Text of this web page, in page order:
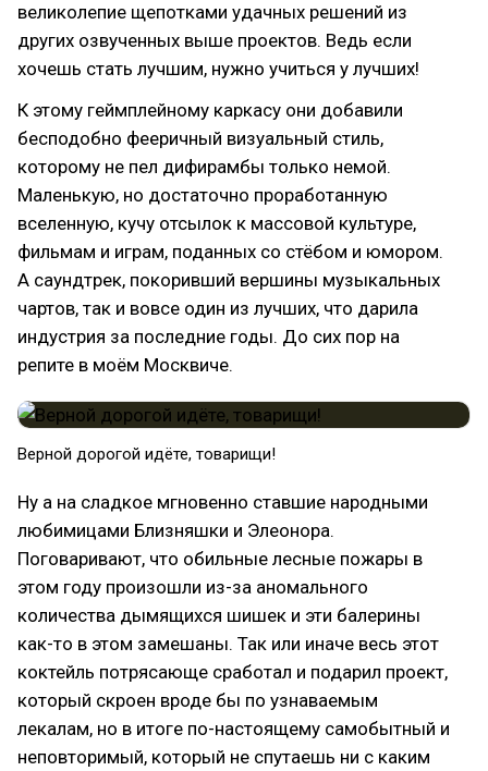
великолепие щепотками удачных решений из
других озвученных выше проектов. Ведь если
хочешь стать лучшим, нужно учиться у лучших!
К этому геймплейному каркасу они добавили
бесподобно фееричный визуальный стиль,
которому не пел дифирамбы только немой.
Маленькую, но достаточно проработанную
вселенную, кучу отсылок к массовой культуре,
фильмам и играм, поданных со стёбом и юмором.
А саундтрек, покоривший вершины музыкальных
чартов, так и вовсе один из лучших, что дарила
индустрия за последние годы. До сих пор на
репите в моём Москвиче.
Верной дорогой идёте, товарищи!
Ну а на сладкое мгновенно ставшие народными
любимицами Близняшки и Элеонора.
Поговаривают, что обильные лесные пожары в
этом году произошли из-за аномального
количества дымящихся шишек и эти балерины
как-то в этом замешаны. Так или иначе весь этот
коктейль потрясающе сработал и подарил проект,
который скроен вроде бы по узнаваемым
лекалам, но в итоге по-настоящему самобытный и
неповторимый, который не спутаешь ни с каким